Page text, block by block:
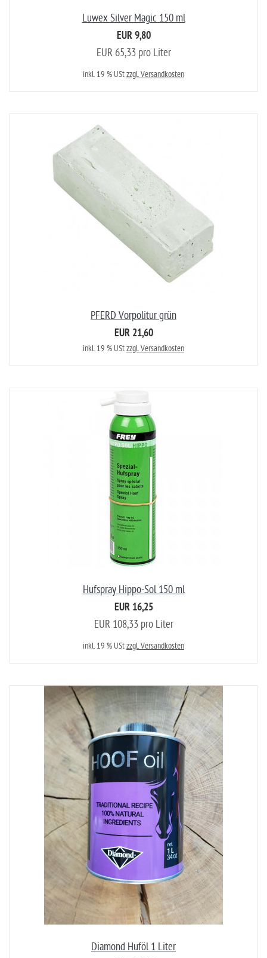
Luwex Silver Magic 150 ml
EUR 9,80
EUR 65,33 pro Liter
inkl. 19 % UStzzgl. Versandkosten
PFERD Vorpolitur grün
EUR 21,60
inkl. 19 % UStzzgl. Versandkosten
Hufspray Hippo-Sol 150 ml
EUR 16,25
EUR 108,33 pro Liter
inkl. 19 % UStzzgl. Versandkosten
Diamond Huföl 1 Liter